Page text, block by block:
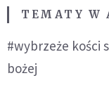
TEMATY W
#wybrzeże kości
bożej